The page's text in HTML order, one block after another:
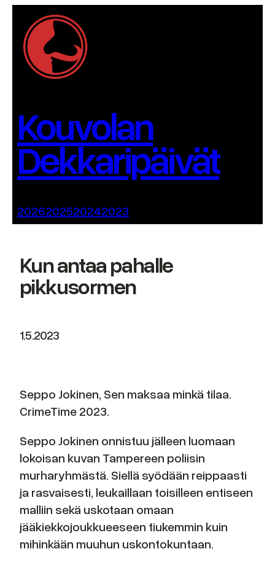
sisältöön
Kouvolan
Dekkaripäivät
2026202520242023
Kun antaa pahalle
pikkusormen
1.5.2023
Seppo Jokinen, Sen maksaa minkä tilaa.
CrimeTime 2023.
Seppo Jokinen onnistuu jälleen luomaan
lokoisan kuvan Tampereen poliisin
murharyhmästä. Siellä syödään reippaasti
ja rasvaisesti, leukaillaan toisilleen entiseen
malliin sekä uskotaan omaan
jääkiekkojoukkueeseen tiukemmin kuin
mihinkään muuhun uskontokuntaan.